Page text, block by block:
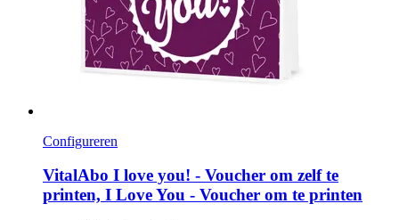
Configureren
VitalAbo I love you! -​ Voucher om zelf te
printen, I Love You -​ Voucher om te printen